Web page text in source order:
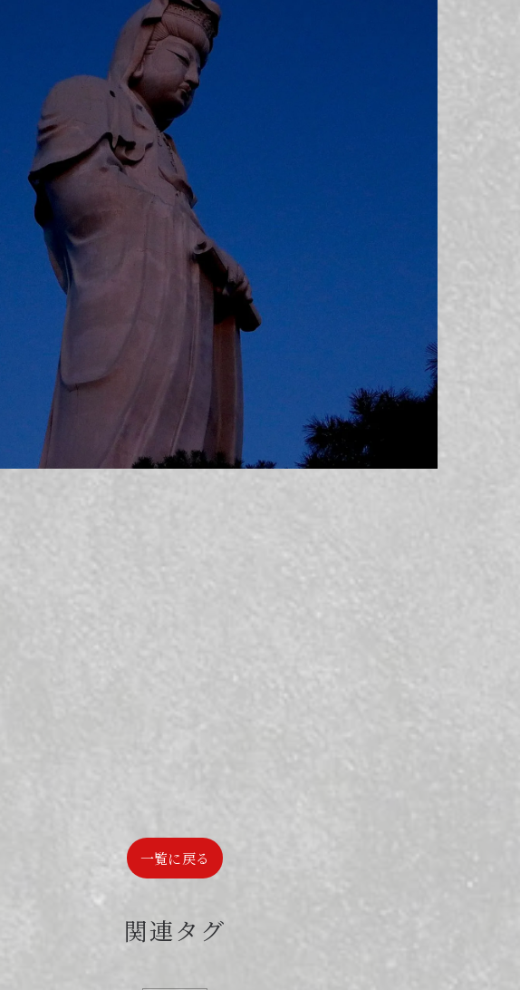
一覧に戻る
関連タグ